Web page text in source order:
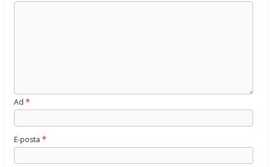
Ad*
E-posta*